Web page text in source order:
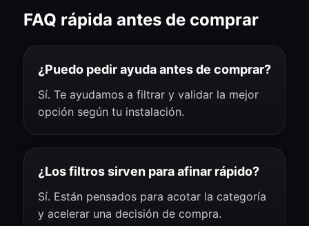
FAQ rápida antes de comprar
¿Puedo pedir ayuda antes de comprar?
Sí. Te ayudamos a filtrar y validar la mejor
opción según tu instalación.
¿Los filtros sirven para afinar rápido?
Sí. Están pensados para acotar la categoría
y acelerar una decisión de compra.